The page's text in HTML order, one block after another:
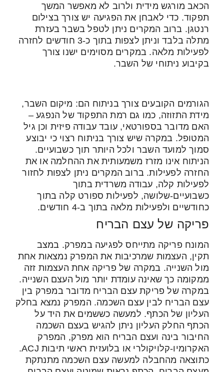
הכאב מורגש מידית ולרוב לא מאפשר המשך
תפקוד. כדי לאבחן את הפגיעה יש צורך בצילום
רנטגן. ברוב המקרים ניתן לטפל בשבר בעזרת
מתלה בלבד וניתן לצפות בתוך כ-3 חודשים לחזרה
לפעילות מלאה. במקרים מסוימים ישנו צורך
בקיבוע ניתוחי של השבר.
הגורמים הקובעים צורך בניתוח הם: מיקום השבר,
מידת התזוזה, כמו גם רמת התפקוד של הנפגע –
האם מדובר בספורטאי, עובד עבודה פיזית וכן גיל
המטופל. במקרה שיש צורך בניתוח רצוי כי יבוצע
סמוך למועד השבר ולכל היותר תוך כשבועיים.
הניתוח אינו מזרז משמעותית את ההחלמה או את
החזרה לפעילות. ברוב המקרים ניתן לצפות לחזור
לפעילות קלה, עבודה משרדית בתוך
כשבועיים-שלושה, לפעילות ספורט קלה בתוך
כחודשיים ולפעילות מלאה בתוך ב-4 חודשים.
פריקה של עצם הבריח
המונח פריקה מתייחס לפגיעה במפרק. במצב
תקין, העצמות שמרכיבות את המפרק נמצאות אחת
מול השנייה. במקרה של פריקה אחת העצמות זזה
ממקומה כך שאינה עומדת יותר מול העצם השנייה.
במקרה של פריקת עצם הבריח מדובר במפרק בין
עצם הבריח לבין עצם השכמה. המפרק נמצא בחלק
העליון של הכתף. למעשה כששמים את היד על
הכתף החלק העליון ניתן להגיש בעצם השכמה
החיבור בינה ועצם הבריח הוא מפרק, המפרק
האקרומיו-קלויקולרי או בלועזית ראשי תיבות ACJ.
כתוצאה מהחבלה למעשה עצם השכמה מתנתקת